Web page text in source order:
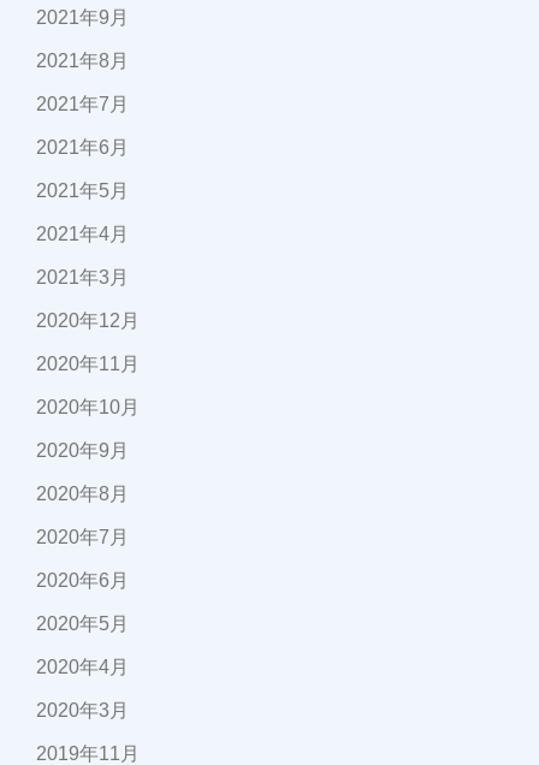
2021年9月
2021年8月
2021年7月
2021年6月
2021年5月
2021年4月
2021年3月
2020年12月
2020年11月
2020年10月
2020年9月
2020年8月
2020年7月
2020年6月
2020年5月
2020年4月
2020年3月
2019年11月